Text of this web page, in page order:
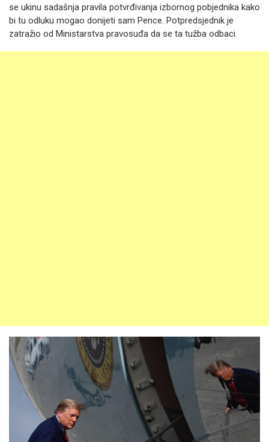
se ukinu sadašnja pravila potvrđivanja izbornog pobjednika kako
bi tu odluku mogao donijeti sam Pence. Potpredsjednik je
zatražio od Ministarstva pravosuđa da se ta tužba odbaci.